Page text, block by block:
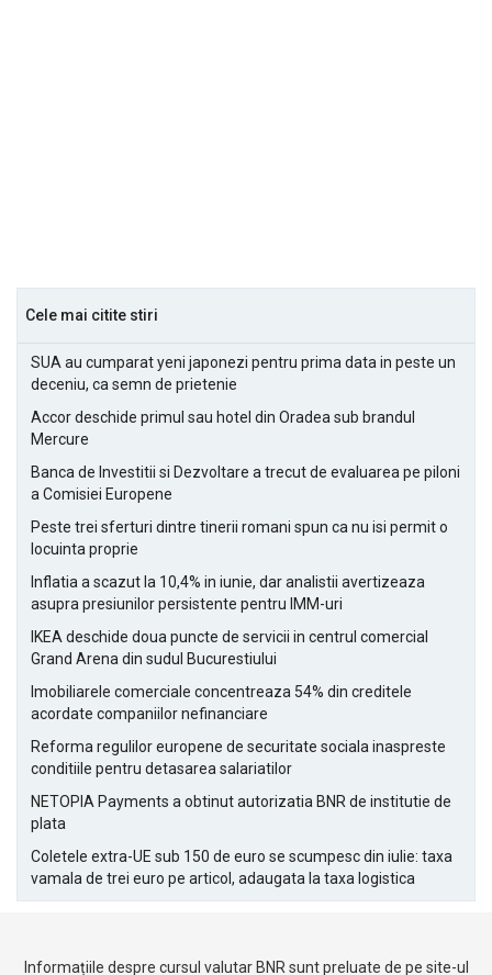
Cele mai citite stiri
SUA au cumparat yeni japonezi pentru prima data in peste un
deceniu, ca semn de prietenie
Accor deschide primul sau hotel din Oradea sub brandul
Mercure
Banca de Investitii si Dezvoltare a trecut de evaluarea pe piloni
a Comisiei Europene
Peste trei sferturi dintre tinerii romani spun ca nu isi permit o
locuinta proprie
Inflatia a scazut la 10,4% in iunie, dar analistii avertizeaza
asupra presiunilor persistente pentru IMM-uri
IKEA deschide doua puncte de servicii in centrul comercial
Grand Arena din sudul Bucurestiului
Imobiliarele comerciale concentreaza 54% din creditele
acordate companiilor nefinanciare
Reforma regulilor europene de securitate sociala inaspreste
conditiile pentru detasarea salariatilor
NETOPIA Payments a obtinut autorizatia BNR de institutie de
plata
Coletele extra-UE sub 150 de euro se scumpesc din iulie: taxa
vamala de trei euro pe articol, adaugata la taxa logistica
Informațiile despre cursul valutar BNR sunt preluate de pe site-ul